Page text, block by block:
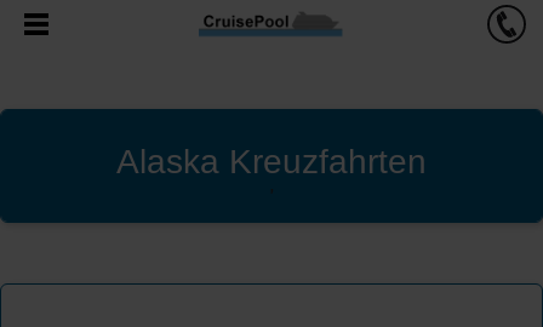
Alaska Kreuzfahrten
'